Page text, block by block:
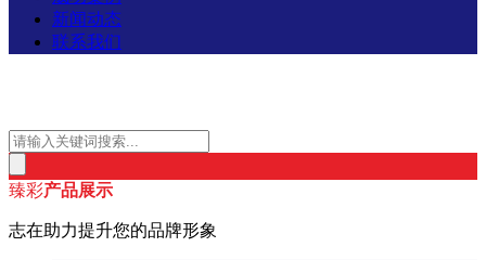
新闻动态
联系我们
臻彩产品展示
志在助力提升您的品牌形象